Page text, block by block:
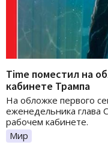
Time поместил на
кабинете Трампа
На обложке первого
еженедельника
рабочем кабинете.
Мир